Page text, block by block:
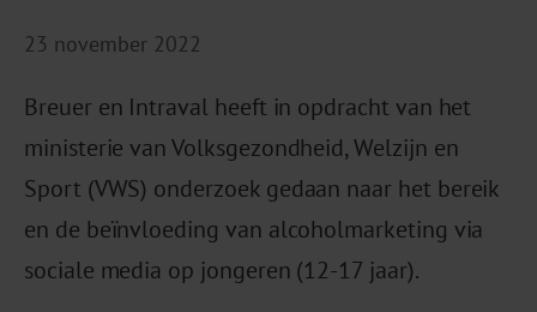
23 november 2022
Breuer en Intraval heeft in opdracht van het
ministerie van Volksgezondheid, Welzijn en
Sport (VWS) onderzoek gedaan naar het bereik
en de beïnvloeding van alcoholmarketing via
sociale media op jongeren (12-17 jaar).